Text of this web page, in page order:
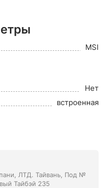
MSI
Нет
встроенная
ЛТД. Тайвань, Под №
Тайбэй 235